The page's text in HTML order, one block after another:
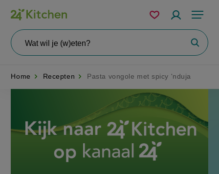
Overslaan
en
naar
de
Menu
wil
Mijn
bewaarde
Home Recepten Pasta vongole met spicy 'nduja